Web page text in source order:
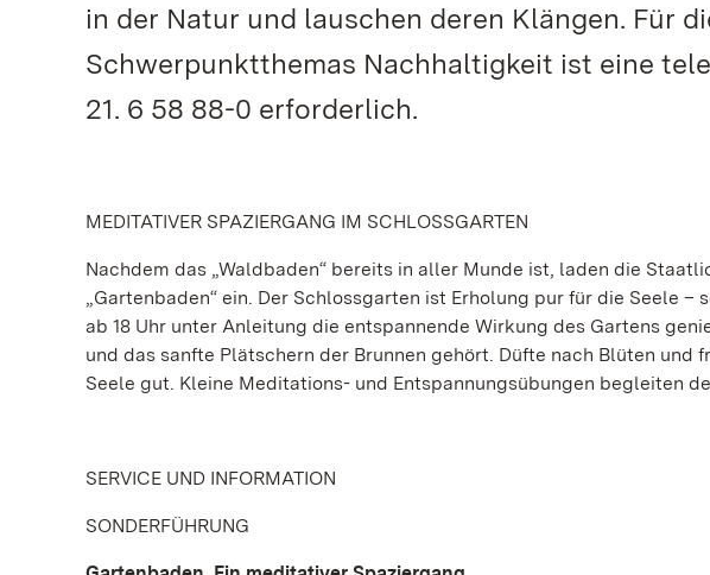
in der Natur und lauschen deren Klängen. Für
Schwerpunktthemas Nachhaltigkeit ist eine
21. 6 58 88-0 erforderlich.
MEDITATIVER SPAZIERGANG IM SCHLOSSGARTEN
Nachdem das „Waldbaden“ bereits in aller Munde ist, laden die
„Gartenbaden“ ein. Der Schlossgarten ist Erholung pur für die Seele
ab 18 Uhr unter Anleitung die entspannende Wirkung des Gartens
und das sanfte Plätschern der Brunnen gehört. Düfte nach Blüten und
Seele gut. Kleine Meditations- und Entspannungsübungen begleiten
SERVICE UND INFORMATION
SONDERFÜHRUNG